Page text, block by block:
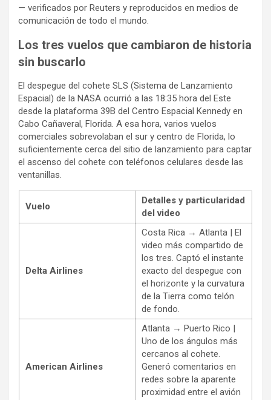
— verificados por Reuters y reproducidos en medios de
comunicación de todo el mundo.
Los tres vuelos que cambiaron de historia
sin buscarlo
El despegue del cohete SLS (Sistema de Lanzamiento
Espacial) de la NASA ocurrió a las 18:35 hora del Este
desde la plataforma 39B del Centro Espacial Kennedy en
Cabo Cañaveral, Florida. A esa hora, varios vuelos
comerciales sobrevolaban el sur y centro de Florida, lo
suficientemente cerca del sitio de lanzamiento para captar
el ascenso del cohete con teléfonos celulares desde las
ventanillas.
Vuelo
Detalles y particularidad
del video
Delta Airlines
Costa Rica → Atlanta | El
video más compartido de
los tres. Captó el instante
exacto del despegue con
el horizonte y la curvatura
de la Tierra como telón
de fondo.
American Airlines
Atlanta → Puerto Rico |
Uno de los ángulos más
cercanos al cohete.
Generó comentarios en
redes sobre la aparente
proximidad entre el avión